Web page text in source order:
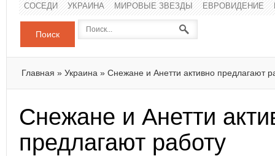
СОСЕДИ УКРАИНА МИРОВЫЕ ЗВЕЗДЫ ЕВРОВИДЕНИЕ
Поиск
Главная » Украина » Снежане и Анетти активно предлагают
Снежане и Анетти
предлагают работу